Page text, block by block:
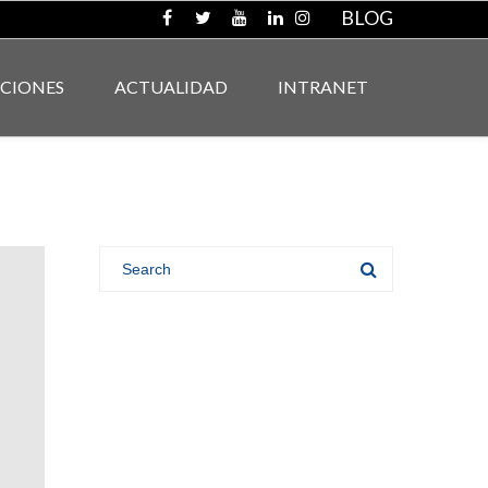
BLOG
ACTUALIDAD INTRANET